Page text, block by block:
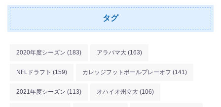
タグ
タグ
2020年度シーズン (183) アラバマ大 (163)
NFLドラフト (159) カレッジフットボールプレーオフ (141)
2021年度シーズン (113) オハイオ州立大 (106)